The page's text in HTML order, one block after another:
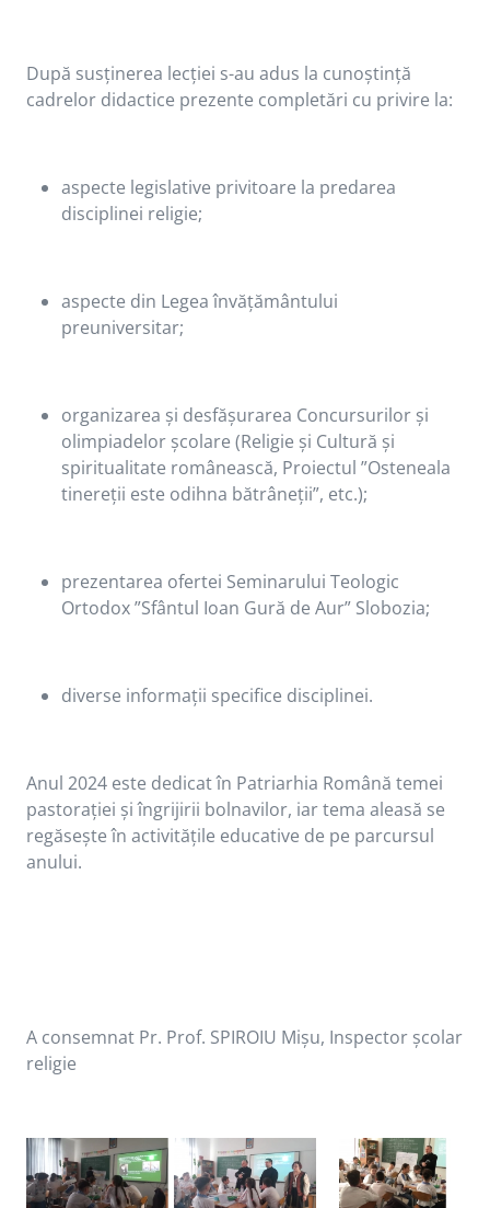
După susținerea lecției s-au adus la cunoștință
cadrelor didactice prezente completări cu privire la:
aspecte legislative privitoare la predarea
disciplinei religie;
aspecte din Legea învățământului
preuniversitar;
organizarea și desfășurarea Concursurilor și
olimpiadelor școlare (Religie și Cultură și
spiritualitate românească, Proiectul ”Osteneala
tinereții este odihna bătrâneții”, etc.);
prezentarea ofertei Seminarului Teologic
Ortodox ”Sfântul Ioan Gură de Aur” Slobozia;
diverse informații specifice disciplinei.
Anul 2024 este dedicat în Patriarhia Română temei
pastorației și îngrijirii bolnavilor, iar tema aleasă se
regăsește în activitățile educative de pe parcursul
anului.
A consemnat Pr. Prof. SPIROIU Mișu, Inspector școlar
religie